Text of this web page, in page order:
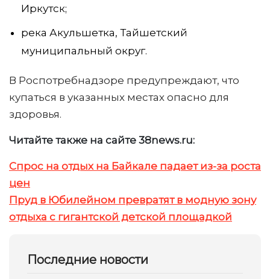
Иркутск;
река Акульшетка, Тайшетский
муниципальный округ.
В Роспотребнадзоре предупреждают, что
купаться в указанных местах опасно для
здоровья.
Читайте также на сайте 38news.ru:
Спрос на отдых на Байкале падает из-за роста
цен
Пруд в Юбилейном превратят в модную зону
отдыха с гигантской детской площадкой
Последние новости